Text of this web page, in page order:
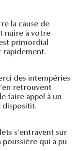
la cause de
nuire à votre
primordial
rapidement.
des intempéries
retrouvent
faire appel à un
dispositif.
s’entravent sur
poussière qui a pu